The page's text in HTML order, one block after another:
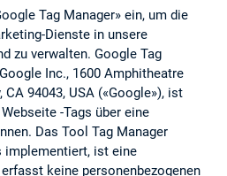
Tag Manager» ein, um die
Dienste in unsere
zu verwalten. Google Tag
Inc., 1600 Amphitheatre
94043, USA («Google»), ist
-Tags über eine
Das Tool Tag Manager
implementiert, ist eine
keine personenbezogenen